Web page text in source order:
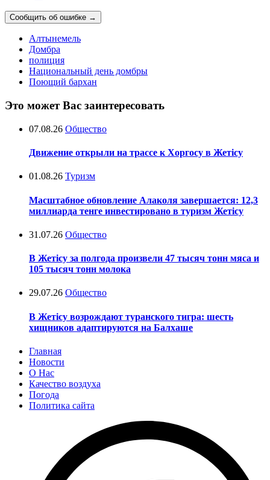
Сообщить об ошибке →
Алтынемель
Домбра
полиция
Национальный день домбры
Поющий бархан
Это может Вас заинтересовать
07.08.26 Общество
Движение открыли на трассе к Хоргосу в Жетісу
01.08.26 Туризм
Масштабное обновление Алаколя завершается: 12,3
миллиарда тенге инвестировано в туризм Жетісу
31.07.26 Общество
В Жетісу за полгода произвели 47 тысяч тонн мяса и
105 тысяч тонн молока
29.07.26 Общество
В Жетісу возрождают туранского тигра: шесть
хищников адаптируются на Балхаше
Главная
Новости
О Нас
Качество воздуха
Погода
Политика сайта